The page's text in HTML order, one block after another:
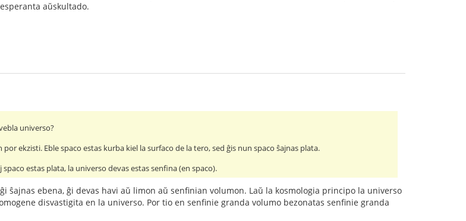
aŭskultado.
universo?
ekzisti. Eble spaco estas kurba kiel la surfaco de la tero, sed ĝis nun spaco ŝajnas plata.
estas plata, la universo devas estas senfina (en spaco).
ŝajnas ebena, ĝi devas havi aŭ limon aŭ senfinian volumon. Laŭ la kosmologia principo la universo
disvastigita en la universo. Por tio en senfinie granda volumo bezonatas senfinie granda